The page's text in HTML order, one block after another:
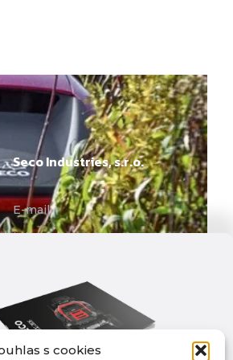
s cookies
Seco Industries, s.r.o.
E-mail:
info@seco-traktory.cz
Jungmannova 11, 506 01
Jičín